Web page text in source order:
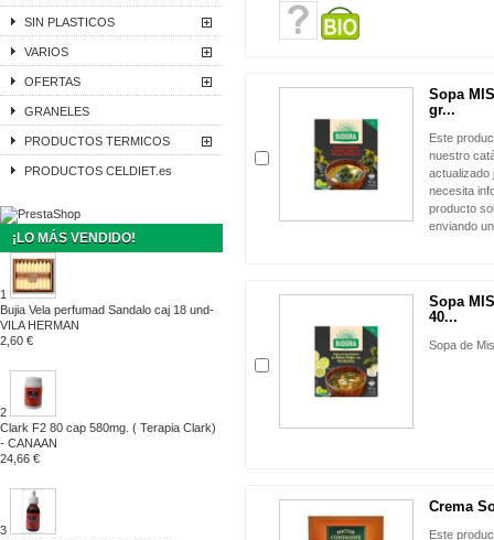
SIN PLASTICOS
VARIOS
OFERTAS
GRANELES
PRODUCTOS TERMICOS
PRODUCTOS CELDIET.es
¡LO MÁS VENDIDO!
1
Bujia Vela perfumad Sandalo caj 18 und-
VILA HERMAN
2,60 €
2
Clark F2 80 cap 580mg. ( Terapia Clark)
- CANAAN
24,66 €
3
Sopa
gr...
Este
nuestro
actualizado
necesita
producto
enviando
Sopa
40...
Sopa de
Crema
Este